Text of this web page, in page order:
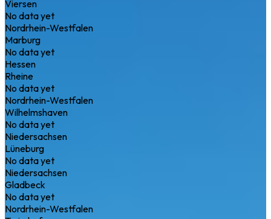
Viersen
No data yet
Nordrhein-Westfalen
Marburg
No data yet
Hessen
Rheine
No data yet
Nordrhein-Westfalen
Wilhelmshaven
No data yet
Niedersachsen
Lüneburg
No data yet
Niedersachsen
Gladbeck
No data yet
Nordrhein-Westfalen